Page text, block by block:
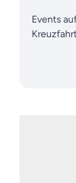
Events